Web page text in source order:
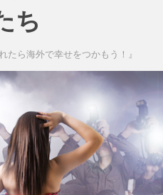
ち
たら海外で幸せをつかもう！』